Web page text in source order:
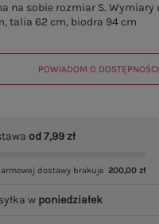
na sobie rozmiar S. Wymiary
talia 62 cm, biodra 94 cm
POWIADOM O DOSTĘPNOŚCI
od 7,99 zł
dostawy brakuje 200,00 zł
w poniedziałek